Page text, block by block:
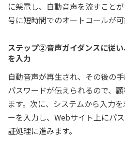
に架電し、自動音声を流すこと
号に短時間でのオートコールが可
ステップ②音声ガイダンスに従
を入力
自動音声が再生され、その後の
パスワードが伝えられるので、
ます。次に、システムから入力
ーを入力し、Webサイト上にパ
証処理に進みます。